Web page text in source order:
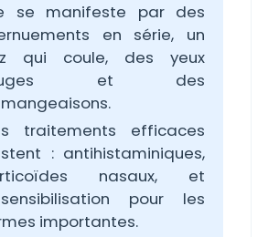
se manifeste par des
en série, un
qui coule, des yeux
et des
traitements efficaces
: antihistaminiques,
nasaux, et
pour les
importantes.